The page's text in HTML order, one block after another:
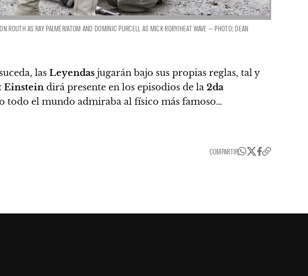
ROUTH AS RAY PALMER/ATOM AND DOMINIC PURCELL AS MICK RORY/HEAT WAVE — PHOTO: DEAN
las Leyendas jugarán bajo sus propias reglas, tal y
Einstein dirá presente en los episodios de la 2da
todo el mundo admiraba al físico más famoso…
COMPARTIR